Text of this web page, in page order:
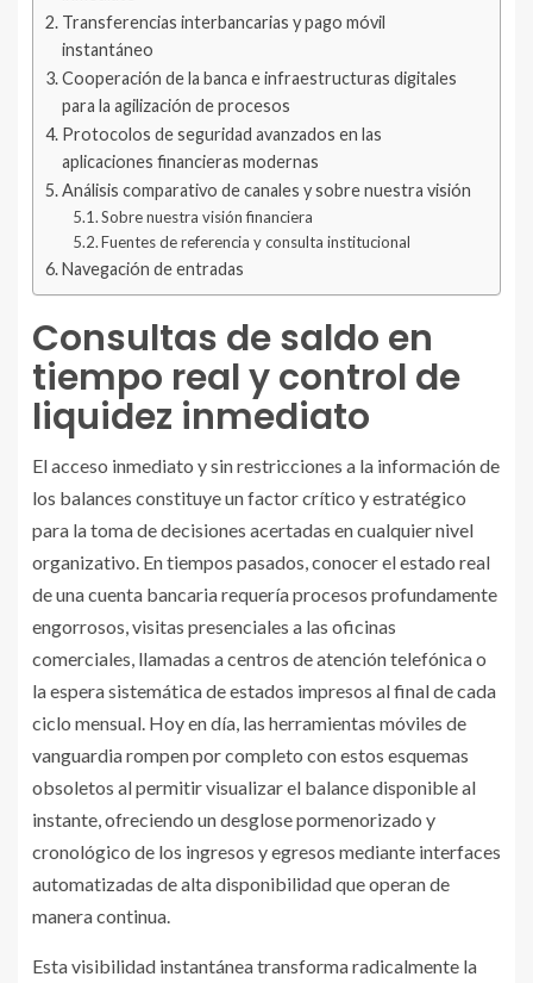
Transferencias interbancarias y pago móvil
instantáneo
Cooperación de la banca e infraestructuras digitales
para la agilización de procesos
Protocolos de seguridad avanzados en las
aplicaciones financieras modernas
Análisis comparativo de canales y sobre nuestra visión
Sobre nuestra visión financiera
Fuentes de referencia y consulta institucional
Navegación de entradas
Consultas de saldo en
tiempo real y control de
liquidez inmediato
El acceso inmediato y sin restricciones a la información de
los balances constituye un factor crítico y estratégico
para la toma de decisiones acertadas en cualquier nivel
organizativo. En tiempos pasados, conocer el estado real
de una cuenta bancaria requería procesos profundamente
engorrosos, visitas presenciales a las oficinas
comerciales, llamadas a centros de atención telefónica o
la espera sistemática de estados impresos al final de cada
ciclo mensual. Hoy en día, las herramientas móviles de
vanguardia rompen por completo con estos esquemas
obsoletos al permitir visualizar el balance disponible al
instante, ofreciendo un desglose pormenorizado y
cronológico de los ingresos y egresos mediante interfaces
automatizadas de alta disponibilidad que operan de
manera continua.
Esta visibilidad instantánea transforma radicalmente la